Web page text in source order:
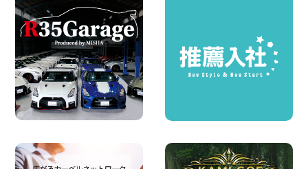
ハイエースワゴンGL!!クルーズコントロ
ールが付いている〜!! 福島県 福島笹木野
店
100円レンタカー 福島笹木野